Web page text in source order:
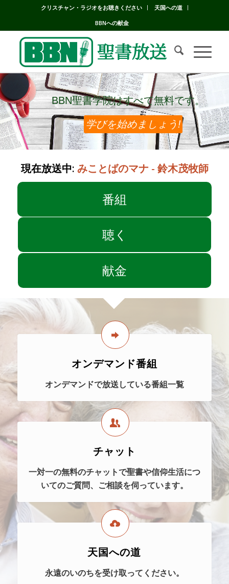
クリスチャン・ラジオをお聴きください
天国への道
BBNへの献金
BBN聖書学院はすべて無料です。
BBN聖書学院はすべて無料です。
学びを始めましょう!
現在放送中: みことばのマナ - 鈴木茂牧師
番組
聴く
献金
オンデマンド番組
オンデマンドで放送している番組一覧
チャット
一対一の無料のチャットで聖書や信仰生活につ
いてのご質問、ご相談を伺っています。
天国への道
永遠のいのちを受け取ってください。